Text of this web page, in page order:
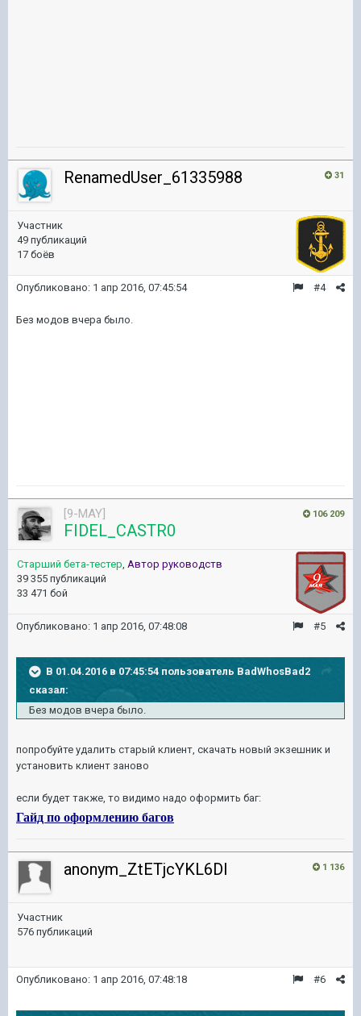
31
RenamedUser_61335988
Участник
49 публикаций
17 боёв
#4
Опубликовано: 1 апр 2016, 07:45:54
Без модов вчера было.
106 209
[9-MAY]
FIDEL_CASTR0
Старший бета-тестер Автор руководств
39 355 публикаций
33 471 бой
#5
Опубликовано: 1 апр 2016, 07:48:08
В 01.04.2016 в 07:45:54 пользователь BadWhosBad2
сказал:
Без модов вчера было.
попробуйте удалить старый клиент, скачать новый экзешник и
установить клиент заново
если будет также, то видимо надо оформить баг:
Гайд по оформлению багов
1 136
anonym_ZtETjcYKL6DI
Участник
576 публикаций
#6
Опубликовано: 1 апр 2016, 07:48:18